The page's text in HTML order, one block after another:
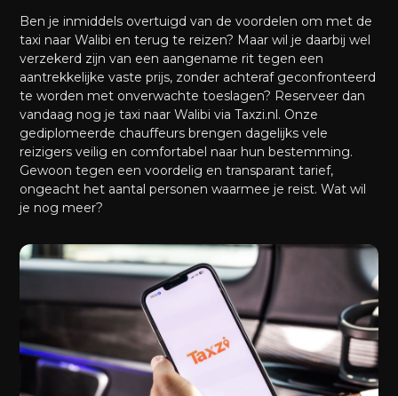
Ben je inmiddels overtuigd van de voordelen om met de
taxi naar Walibi en terug te reizen? Maar wil je daarbij wel
verzekerd zijn van een aangename rit tegen een
aantrekkelijke vaste prijs, zonder achteraf geconfronteerd
te worden met onverwachte toeslagen? Reserveer dan
vandaag nog je taxi naar Walibi via Taxzi.nl. Onze
gediplomeerde chauffeurs brengen dagelijks vele
reizigers veilig en comfortabel naar hun bestemming.
Gewoon tegen een voordelig en transparant tarief,
ongeacht het aantal personen waarmee je reist. Wat wil
je nog meer?